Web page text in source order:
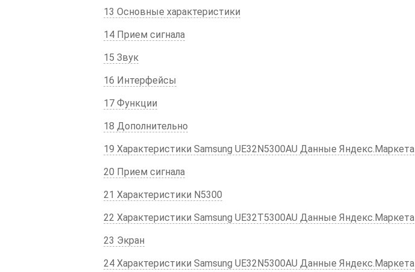
13 Основные характеристики
14 Прием сигнала
15 Звук
16 Интерфейсы
17 Функции
18 Дополнительно
19 Характеристики Samsung UE32N5300AU Данные Яндекс.Маркета
20 Прием сигнала
21 Характеристики N5300
22 Характеристики Samsung UE32T5300AU Данные Яндекс.Маркета
23 Экран
24 Характеристики Samsung UE32N5300AU Данные Яндекс.Маркета